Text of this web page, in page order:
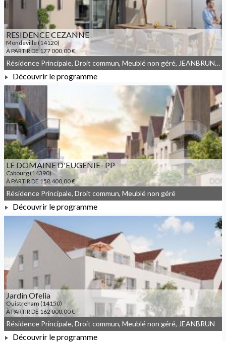
RESIDENCE CEZANNE
Mondeville (14120)
À PARTIR DE 177 000,00 €
À PARTIR DE 177 000,00 €
Résidence Principale, Droit commun, Meublé non géré, JEANBRUN, LLI, LLI_JEANBRUN
Découvrir le programme
LE DOMAINE D'EUGENIE- PP
Cabourg (14390)
À PARTIR DE 158 400,00 €
À PARTIR DE 158 400,00 €
Résidence Principale, Droit commun, Meublé non géré
Découvrir le programme
Jardin Ofelia
Ouistreham (14150)
À PARTIR DE 162 000,00 €
Résidence Principale, Droit commun, Meublé non géré, JEANBRUN
Découvrir le programme